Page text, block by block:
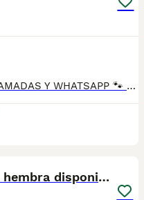
34 672 515 514 ATENDEMOS LLAMADAS Y WHATSAPP 🐾 En Tutty Pets Love trabajamos con pasión y responsabilidad para ofrecerte compañeros de vida sanos, equilibrados y con todas las garantías. Te garantizamos: ✅ Vacunas correspondientes a su edad. ✅ Cartilla veterinaria. ✅ Desparasitación interna y externa. ✅ Pasaporte y microchip. ✅ Garantías víricas y congénitas. ✅ Contrato de compraventa sellado por la empresa. ✅ Envíos a toda la península (según kilometraje). ✅ Financiación a medida de 6 a 48 meses, con y sin intereses. 💕 Listo para encontrar una familia que le quiera para toda la vida. 📩 Solicita más información sin compromiso. 🐶 Tutty Pets love ,donde nacen grandes compañeros. 34 672 515 514 ATENDEMOS LLAMADAS Y WHATSAPP 🐾
Teckel Mini Negra y Fuego hembra disponible